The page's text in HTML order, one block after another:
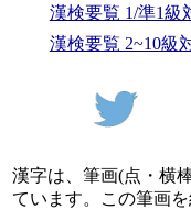
漢検要覧 1/準1級
漢検要覧 2~10級
漢字は、筆画(点・横
ています。この筆画